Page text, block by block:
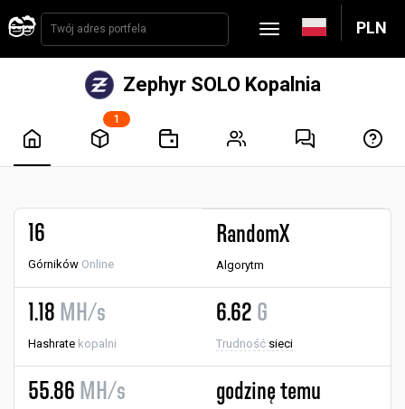
PLN
Zephyr SOLO Kopalnia
1
16
Górników Online
RandomX
Algorytm
1.18 MH/s
Hashrate kopalni
6.62 G
Trudność sieci
55.86 MH/s godzinę temu